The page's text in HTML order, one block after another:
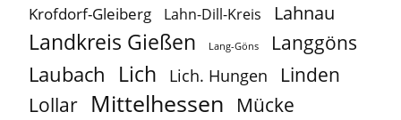
Krofdorf-Gleiberg Lahn-Dill-Kreis Lahnau
Landkreis Gießen Lang-Göns Langgöns
Laubach Lich Lich. Hungen
Linden
Lollar Mittelhessen Mücke